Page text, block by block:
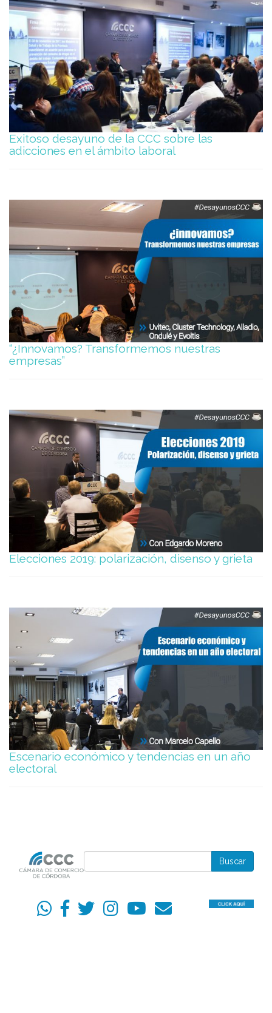
Exitoso desayuno de la CCC sobre las
adicciones en el ámbito laboral
“¿Innovamos? Transformemos nuestras
empresas”
Elecciones 2019: polarización, disenso y grieta
Escenario económico y tendencias en un año
electoral